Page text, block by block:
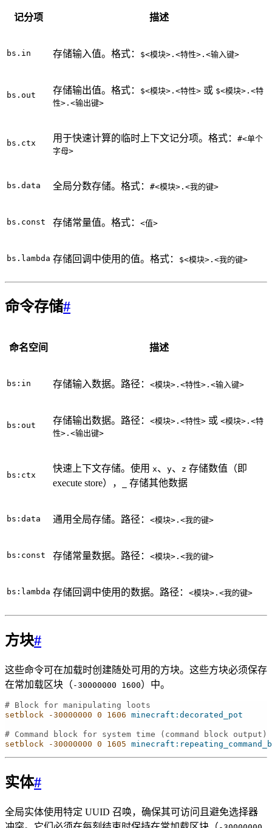
记分项 描述
bs.in 存储输入值。格式： $<模块>.<特性>.<输入键>
bs.out 存储输出值。格式： $<模块>.<特性> 或 $<模块>.<特
性>.<输出键>
bs.ctx 用于快速计算的临时上下文记分项。格式： #<单个
字母>
bs.data 全局分数存储。格式： #<模块>.<我的键>
bs.const 存储常量值。格式： <值>
bs.lambda 存储回调中使用的值。格式： $<模块>.<我的键>
命令存储#
命名空间 描述
bs:in 存储输入数据。路径： <模块>.<特性>.<输入键>
bs:out 存储输出数据。路径： <模块>.<特性> 或 <模块>.<特
性>.<输出键>
bs:ctx
快速上下文存储。使用 x、 y、 z 存储数值（即
execute store），
存储其他数据
bs:data 通用全局存储。路径： <模块>.<我的键>
bs:const 存储常量数据。路径： <模块>.<我的键>
bs:lambda 存储回调中使用的数据。路径： <模块>.<我的键>
方块#
这些命令可在加载时创建随处可用的方块。这些方块必须保存
在常加载区块（ -30000000 1600）中。
# Block for manipulating loots
setblock
-30000000 0 1606 minecraft:decorated_pot
# Command block for system time (command block output)
setblock
-30000000 0 1605
实体#
全局实体使用特定 UUID 召唤，确保其可访问且避免选择器